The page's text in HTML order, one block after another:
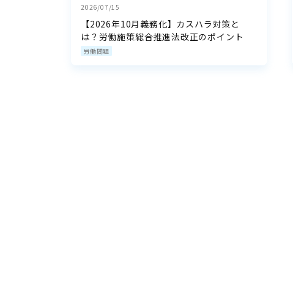
2026/07/15
【2026年10月義務化】カスハラ対策と
は？労働施策総合推進法改正のポイント
労働問題